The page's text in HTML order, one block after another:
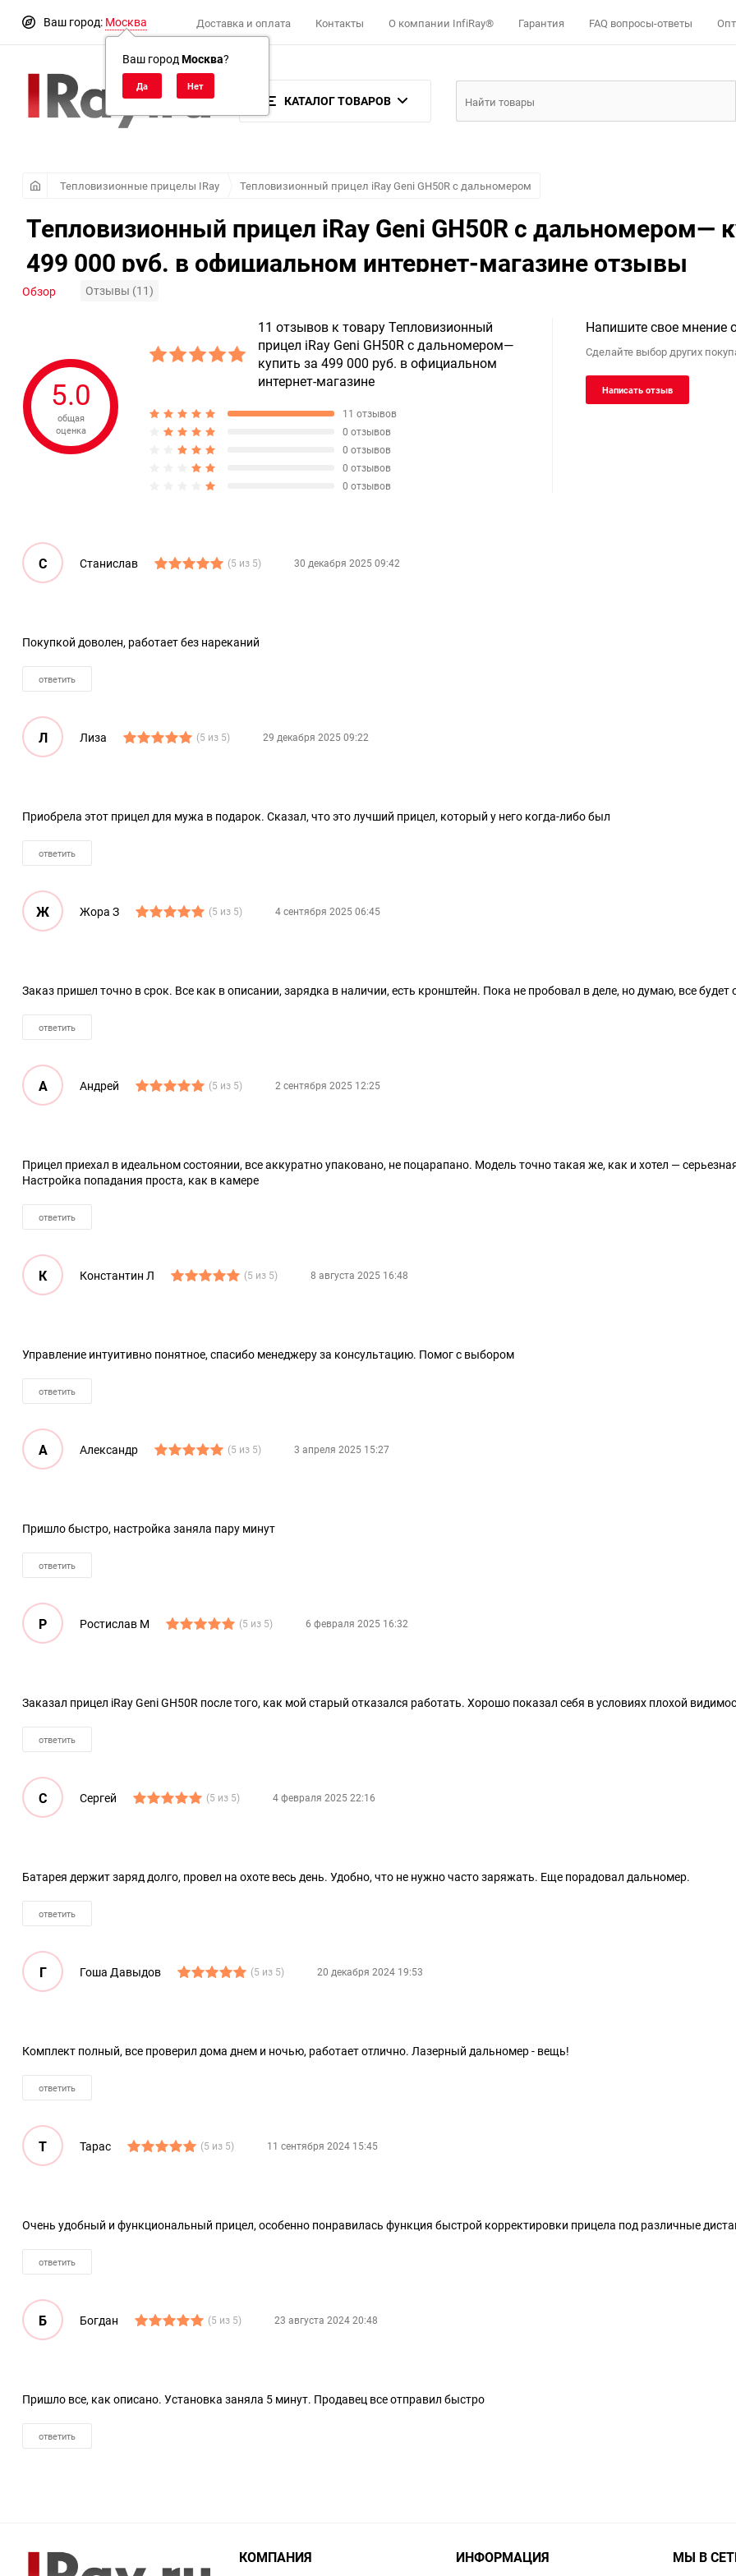
Ваш город: Москва
Ваш городМосква?
Доставка и оплата Контакты О компании InfiRay® Гарантия FAQ вопросы-ответы
КАТАЛОГ ТОВАРОВ
Тепловизионные прицелы IRay Тепловизионный прицел iRay Geni GH50R с дальномером
Тепловизионный прицел iRay Geni GH50R с дальномером—
499 000 руб. в официальном интернет-магазине отзывы
Обзор Отзывы (11)
5.0
общая
оценка
11 отзывов к товару Тепловизионный
прицел iRay Geni GH50R с дальномером—
купить за 499 000 руб. в официальном
интернет-магазине
11 отзывов
0 отзывов
0 отзывов
0 отзывов
0 отзывов
Напишите свое мнение
Сделайте выбор других
Написать отзыв
С Станислав (5 из 5) 30 декабря 2025 09:42
Покупкой доволен, работает без нареканий
ответить
Л Лиза (5 из 5) 29 декабря 2025 09:22
Приобрела этот прицел для мужа в подарок. Сказал, что это лучший прицел, который у него когда-либо был
ответить
Ж Жора З (5 из 5) 4 сентября 2025 06:45
Заказ пришел точно в срок. Все как в описании, зарядка в наличии, есть кронштейн. Пока не пробовал в деле, но думаю, все будет
ответить
А Андрей (5 из 5) 2 сентября 2025 12:25
Прицел приехал в идеальном состоянии, все аккуратно упаковано, не поцарапано. Модель точно такая же, как и хотел —
Настройка попадания проста, как в камере
ответить
К Константин Л (5 из 5) 8 августа 2025 16:48
Управление интуитивно понятное, спасибо менеджеру за консультацию. Помог с выбором
ответить
А Александр (5 из 5) 3 апреля 2025 15:27
Пришло быстро, настройка заняла пару минут
ответить
Р Ростислав М (5 из 5) 6 февраля 2025 16:32
Заказал прицел iRay Geni GH50R после того, как мой старый отказался работать. Хорошо показал себя в условиях плохой
ответить
С Сергей (5 из 5) 4 февраля 2025 22:16
Батарея держит заряд долго, провел на охоте весь день. Удобно, что не нужно часто заряжать. Еще порадовал дальномер.
ответить
Г Гоша Давыдов (5 из 5) 20 декабря 2024 19:53
Комплект полный, все проверил дома днем и ночью, работает отлично. Лазерный дальномер - вещь!
ответить
Т Тарас (5 из 5) 11 сентября 2024 15:45
Очень удобный и функциональный прицел, особенно понравилась функция быстрой корректировки прицела под различные
ответить
Б Богдан (5 из 5) 23 августа 2024 20:48
Пришло все, как описано. Установка заняла 5 минут. Продавец все отправил быстро
ответить
КОМПАНИЯ ИНФОРМАЦИЯ МЫ В